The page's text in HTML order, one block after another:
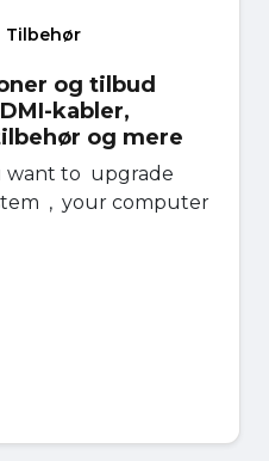
Tilbehør
og tilbud
kabler,
og mere
want to upgrade
, your computer